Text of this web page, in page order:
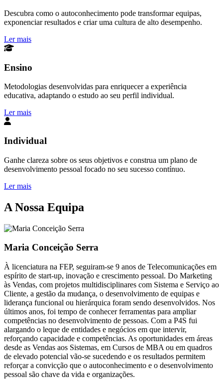
Descubra como o autoconhecimento pode transformar equipas,
exponenciar resultados e criar uma cultura de alto desempenho.
Ler mais
Ensino
Metodologias desenvolvidas para enriquecer a experiência
educativa, adaptando o estudo ao seu perfil individual.
Ler mais
Individual
Ganhe clareza sobre os seus objetivos e construa um plano de
desenvolvimento pessoal focado no seu sucesso contínuo.
Ler mais
A Nossa Equipa
Maria Conceição Serra
À licenciatura na FEP, seguiram-se 9 anos de Telecomunicações em
espírito de start-up, inovação e crescimento pessoal. Do Marketing
às Vendas, com projetos multidisciplinares com Sistema e Serviço ao
Cliente, a gestão da mudança, o desenvolvimento de equipas e
liderança funcional ou hierárquica foram sendo desenvolvidos. Nos
últimos anos, foi tempo de conhecer ferramentas para ampliar
competências no desenvolvimento de pessoas. Com a P4S fui
alargando o leque de entidades e negócios em que intervir,
reforçando capacidade e competências. As oportunidades em áreas
desde as Vendas aos Sistemas, em Cursos de MBA ou em quadros
de elevado potencial vão-se sucedendo e os resultados permitem
reforçar a convicção que o autoconhecimento e o desenvolvimento
pessoal são chave da vida e organizações.